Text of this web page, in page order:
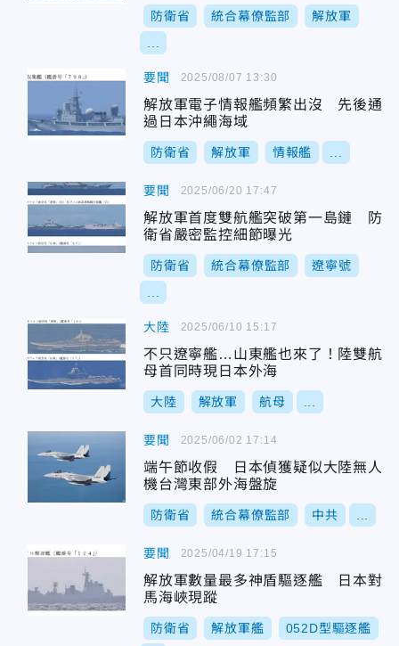
防衛省 統合幕僚監部 解放軍
要聞
解放軍電子情報艦頻繁出沒 先後通
過日本沖繩海域
防衛省 解放軍 情報艦
2025/08/07 13:30
要聞
解放軍首度雙航艦突破第一島鏈 防
衛省嚴密監控細節曝光
防衛省 統合幕僚監部 遼寧號
2025/06/20 17:47
大陸
不只遼寧艦…山東艦也來了！陸雙航
母首同時現日本外海
大陸 解放軍 航母
2025/06/10 15:17
要聞
端午節收假 日本偵獲疑似大陸無人
機台灣東部外海盤旋
防衛省 統合幕僚監部 中共
2025/06/02 17:14
要聞
解放軍數量最多神盾驅逐艦 日本對
馬海峽現蹤
防衛省 解放軍艦 052D型驅逐艦
2025/04/19 17:15